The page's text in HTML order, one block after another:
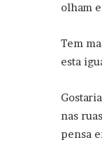
olham
Tem
esta
nas
pensa